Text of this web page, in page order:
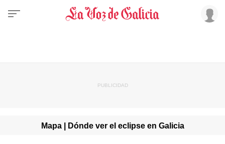
Mapa | Dónde ver el eclipse en Galicia